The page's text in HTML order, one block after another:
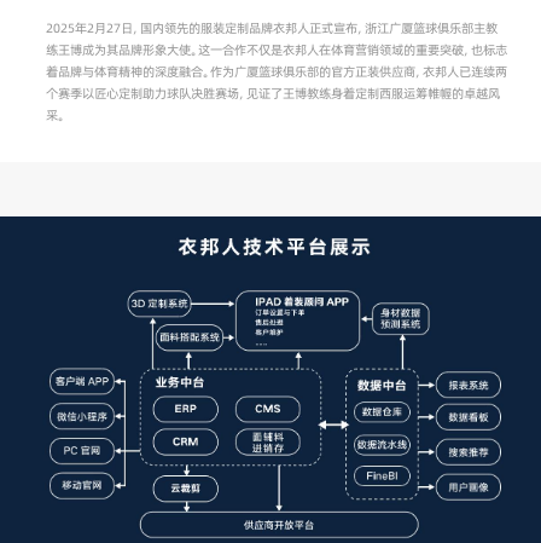
2025年2月27日，国内领先的服装定制品牌衣邦人正式宣布，浙江广厦篮球俱乐部主教
练王博成为其品牌形象大使。这一合作不仅是衣邦人在体育营销领域的重要突破，也标志
着品牌与体育精神的深度融合。作为广厦篮球俱乐部的官方正装供应商，衣邦人已连续两
个赛季以匠心定制助力球队决胜赛场，见证了王博教练身着定制西服运筹帷幄的卓越风
采。